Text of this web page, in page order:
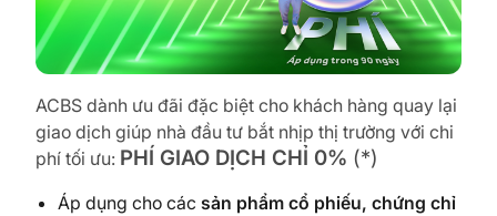
ACBS dành ưu đãi đặc biệt cho khách hàng quay lại
giao dịch giúp nhà đầu tư bắt nhịp thị trường với chi
phí tối ưu: PHÍ GIAO DỊCH CHỈ 0% (*)
Áp dụng cho các sản phẩm cổ phiếu, chứng chỉ